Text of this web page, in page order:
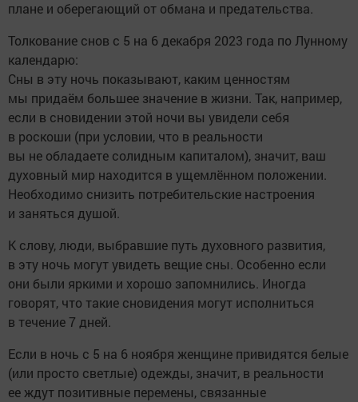
плане и оберегающий от обмана и предательства.
Толкование снов с 5 на 6 декабря 2023 года по Лунному
календарю:
Сны в эту ночь показывают, каким ценностям
мы придаём большее значение в жизни. Так, например,
если в сновидении этой ночи вы увидели себя
в роскоши (при условии, что в реальности
вы не обладаете солидным капиталом), значит, ваш
духовный мир находится в ущемлённом положении.
Необходимо снизить потребительские настроения
и заняться душой.
К слову, люди, выбравшие путь духовного развития,
в эту ночь могут увидеть вещие сны. Особенно если
они были яркими и хорошо запомнились. Иногда
говорят, что такие сновидения могут исполниться
в течение 7 дней.
Если в ночь с 5 на 6 ноября женщине привидятся белые
(или просто светлые) одежды, значит, в реальности
ее ждут позитивные перемены, связанные